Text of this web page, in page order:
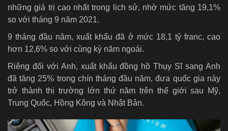
những giá trị cao nhất trong lịch sử, nhờ mức tăng 19,1%
so với tháng 9 năm 2021.
9 tháng đầu năm, xuất khẩu đã ở mức 18,1 tỷ franc, cao
hơn 12,6% so với cùng kỳ năm ngoái.
Riêng đối với Anh, xuất khẩu đồng hồ Thụy Sĩ sang Anh
đã tăng 25% trong chín tháng đầu năm, đưa quốc gia này
trở thành thị trường lớn thứ năm trên thế giới sau Mỹ,
Trung Quốc, Hồng Kông và Nhật Bản.